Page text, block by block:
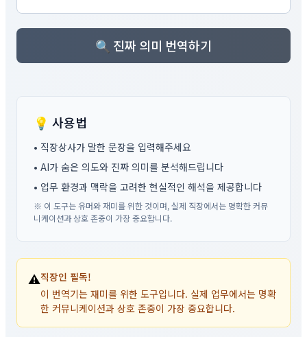
🔍 진짜 의미 번역하기
💡 사용법
• 직장상사가 말한 문장을 입력해주세요
• AI가 숨은 의도와 진짜 의미를 분석해드립니다
• 업무 환경과 맥락을 고려한 현실적인 해석을 제공합니다
※ 이 도구는 유머와 재미를 위한 것이며, 실제 직장에서는 명확한 커뮤
니케이션과 상호 존중이 가장 중요합니다.
⚠️직장인 필독!
이 번역기는 재미를 위한 도구입니다. 실제 업무에서는 명확
한 커뮤니케이션과 상호 존중이 가장 중요합니다.